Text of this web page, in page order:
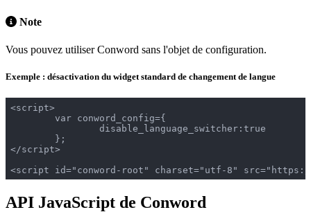
Note
Vous pouvez utiliser Conword sans l'objet de configuration.
Exemple : désactivation du widget standard de changement de langue
<script>
</script>
<script id="conword-root" charset="utf-8"
API JavaScript de Conword